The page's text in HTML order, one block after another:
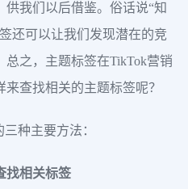
我们以后借鉴。俗话说“知
还可以让我们发现潜在的竞
之，主题标签在TikTok营销
查找相关的主题标签呢？
种主要方法：
找相关标签